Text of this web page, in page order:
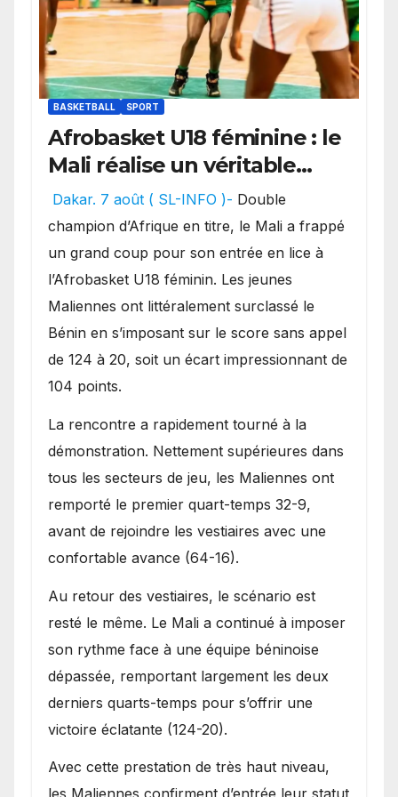
BASKETBALL SPORT
Afrobasket U18 féminine : le
Mali réalise un véritable
festival offensif et inflige
une lourde défaite au
Bénin.
Dakar. 7 août ( SL-INFO )- Double
champion d’Afrique en titre, le Mali a frappé
un grand coup pour son entrée en lice à
l’Afrobasket U18 féminin. Les jeunes
Maliennes ont littéralement surclassé le
Bénin en s’imposant sur le score sans appel
de 124 à 20, soit un écart impressionnant de
104 points.
La rencontre a rapidement tourné à la
démonstration. Nettement supérieures dans
tous les secteurs de jeu, les Maliennes ont
remporté le premier quart-temps 32-9,
avant de rejoindre les vestiaires avec une
confortable avance (64-16).
Au retour des vestiaires, le scénario est
resté le même. Le Mali a continué à imposer
son rythme face à une équipe béninoise
dépassée, remportant largement les deux
derniers quarts-temps pour s’offrir une
victoire éclatante (124-20).
Avec cette prestation de très haut niveau,